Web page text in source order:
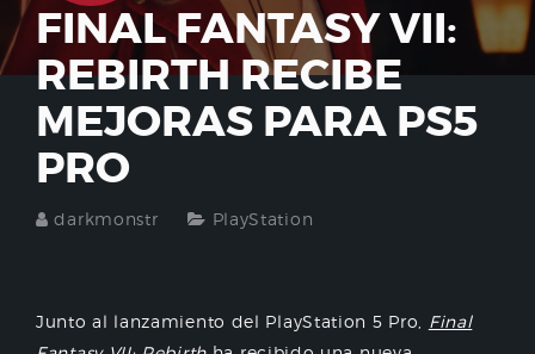
FINAL FANTASY VII:
REBIRTH RECIBE
MEJORAS PARA PS5
PRO
darkmonstr PlayStation
Junto al lanzamiento del PlayStation 5 Pro, Final